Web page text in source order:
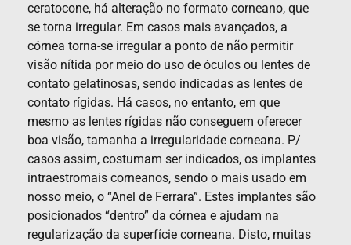
ceratocone, há alteração no formato corneano, que
se torna irregular. Em casos mais avançados, a
córnea torna-se irregular a ponto de não permitir
visão nítida por meio do uso de óculos ou lentes de
contato gelatinosas, sendo indicadas as lentes de
contato rígidas. Há casos, no entanto, em que
mesmo as lentes rígidas não conseguem oferecer
boa visão, tamanha a irregularidade corneana. P/
casos assim, costumam ser indicados, os implantes
intraestromais corneanos, sendo o mais usado em
nosso meio, o “Anel de Ferrara”. Estes implantes são
posicionados “dentro” da córnea e ajudam na
regularização da superfície corneana. Disto, muitas